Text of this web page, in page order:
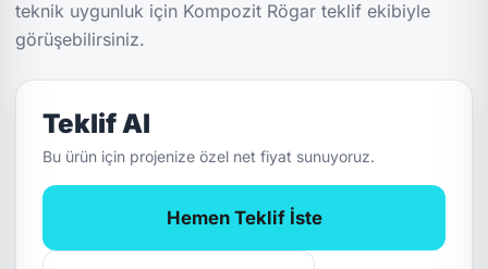
teknik uygunluk için Kompozit Rögar teklif ekibiyle
görüşebilirsiniz.
Teklif Al
Bu ürün için projenize özel net fiyat sunuyoruz.
Hemen Teklif İste